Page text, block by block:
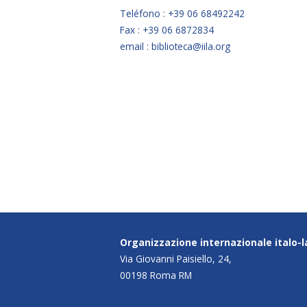
Teléfono : +39 06 68492242
Fax : +39 06 6872834
email : biblioteca@iila.org
Organizzazione internazionale italo-
Via Giovanni Paisiello, 24,
00198 Roma RM